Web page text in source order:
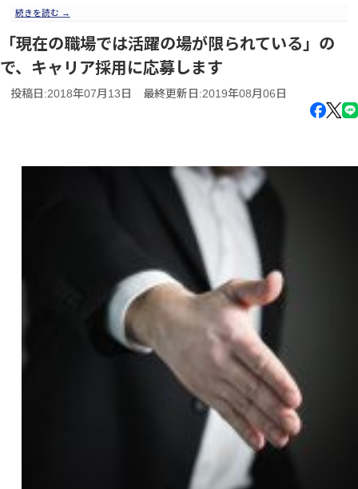
続きを読む →
「現在の職場では活躍の場が限られている」の
で、キャリア採用に応募します
投稿日:2018年07月13日 最終更新日:2019年08月06日